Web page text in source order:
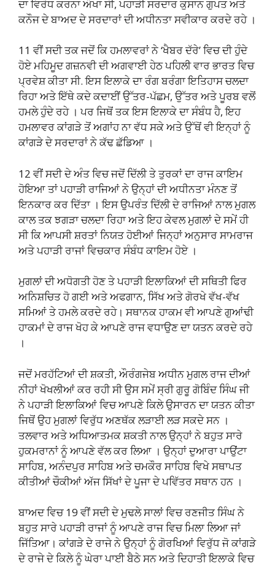
ਦਾ ਵਿਰੋਧ ਕਰਨਾ ਔਖਾ ਸੀ, ਪਹਾੜੀ ਸਰਦਾਰ ਕੁਸਾਨ ਗੁਪਤ ਅਤੇ
ਕਨੌਜ ਦੇ ਬਾਅਦ ਦੇ ਸਰਦਾਰਾਂ ਦੀ ਅਧੀਨਤਾ ਸਵੀਕਾਰ ਕਰਦੇ ਰਹੇ ।
11 ਵੀਂ ਸਦੀ ਤਕ ਜਦੋਂ ਕਿ ਹਮਲਾਵਰਾਂ ਨੇ ‘ਖੈਬਰ ਦੱਰੇ’ ਵਿਚ ਦੀ ਹੁੰਦੇ
ਹੋਏ ਮਹਿਮੂਦ ਗਜ਼ਨਵੀ ਦੀ ਅਗਵਾਈ ਹੇਠ ਪਹਿਲੀ ਵਾਰ ਭਾਰਤ ਵਿਚ
ਪ੍ਰਵੇਸ਼ ਕੀਤਾ ਸੀ. ਇਸ ਇਲਾਕੇ ਦਾ ਰੰਗ ਬਰੰਗਾ ਇਤਿਹਾਸ ਚਲਦਾ
ਰਿਹਾ ਅਤੇ ਇੱਥੇ ਕਦੇ ਕਦਾਈਂ ਉੱਤਰ-ਪੱਛਮ, ਉੱਤਰ ਅਤੇ ਪੂਰਬ ਵਲੋਂ
ਹਮਲੇ ਹੁੰਦੇ ਰਹੇ । ਪਰ ਜਿਥੋਂ ਤਕ ਇਸ ਇਲਾਕੇ ਦਾ ਸੰਬੰਧ ਹੈ, ਇਹ
ਹਮਲਾਵਰ ਕਾਂਗੜੇ ਤੋਂ ਅਗਾਂਹ ਨਾ ਵੱਧ ਸਕੇ ਅਤੇ ਉੱਥੋਂ ਵੀ ਇਨ੍ਹਾਂ ਨੂੰ
ਕਾਂਗੜੇ ਦੇ ਸਰਦਾਰਾਂ ਨੇ ਕੱਢ ਛੱਡਿਆ ।
12 ਵੀਂ ਸਦੀ ਦੇ ਅੰਤ ਵਿਚ ਜਦੋਂ ਦਿੱਲੀ ਤੇ ਤੁਰਕਾਂ ਦਾ ਰਾਜ ਕਾਇਮ
ਹੋਇਆ ਤਾਂ ਪਹਾੜੀ ਰਾਜਿਆਂ ਨੇ ਉਨ੍ਹਾਂ ਦੀ ਅਧੀਨਤਾ ਮੰਨਣ ਤੋਂ
ਇਨਕਾਰ ਕਰ ਦਿੱਤਾ । ਇਸ ਉਪਰੰਤ ਦਿੱਲੀ ਦੇ ਰਾਜਿਆਂ ਨਾਲ ਮੁਗਲ
ਕਾਲ ਤਕ ਝਗੜਾ ਚਲਦਾ ਰਿਹਾ ਅਤੇ ਇਹ ਕੇਵਲ ਮੁਗਲਾਂ ਦੇ ਸਮੇਂ ਹੀ
ਸੀ ਕਿ ਆਪਸੀ ਸ਼ਰਤਾਂ ਨਿਯਤ ਹੋਈਆਂ ਜਿਨ੍ਹਾਂ ਅਨੁਸਾਰ ਸਾਮਰਾਜ
ਅਤੇ ਪਹਾੜੀ ਰਾਜਾਂ ਵਿਚਕਾਰ ਸੰਬੰਧ ਕਾਇਮ ਹੋਏ ।
ਮੁਗਲਾਂ ਦੀ ਅਧੋਗਤੀ ਹੋਣ ਤੇ ਪਹਾੜੀ ਇਲਾਕਿਆਂ ਦੀ ਸਥਿਤੀ ਫਿਰ
ਅਨਿਸ਼ਚਿਤ ਹੋ ਗਈ ਅਤੇ ਅਫਗਾਨ, ਸਿੱਖ ਅਤੇ ਗੋਰਖੇ ਵੱਖ-ਵੱਖ
ਸਮਿਆਂ ਤੇ ਹਮਲੇ ਕਰਦੇ ਰਹੇ। ਸਥਾਨਕ ਹਾਕਮ ਵੀ ਆਪਣੇ ਗੁਆਂਢੀ
ਹਾਕਮਾਂ ਦੇ ਰਾਜ ਖੋਹ ਕੇ ਆਪਣੇ ਰਾਜ ਵਧਾਉਣ ਦਾ ਯਤਨ ਕਰਦੇ ਰਹੇ
।
ਜਦੋਂ ਮਰਹੱਟਿਆਂ ਦੀ ਸ਼ਕਤੀ, ਔਰੰਗਜੇਬ ਅਧੀਨ ਮੁਗਲ ਰਾਜ ਦੀਆਂ
ਨੀਹਾਂ ਖੋਖਲੀਆਂ ਕਰ ਰਹੀ ਸੀ ਉਸ ਸਮੇਂ ਸ੍ਰੀ ਗੁਰੂ ਗੋਬਿੰਦ ਸਿੰਘ ਜੀ
ਨੇ ਪਹਾੜੀ ਇਲਾਕਿਆਂ ਵਿਚ ਆਪਣੇ ਕਿਲੇ ਉਸਾਰਨ ਦਾ ਯਤਨ ਕੀਤਾ
ਜਿਥੋਂ ਉਹ ਮੁਗਲਾਂ ਵਿਰੁੱਧ ਅਣਥੱਕ ਲੜਾਈ ਲੜ ਸਕਦੇ ਸਨ ।
ਤਲਵਾਰ ਅਤੇ ਅਧਿਆਤਮਕ ਸ਼ਕਤੀ ਨਾਲ ਉਨ੍ਹਾਂ ਨੇ ਬਹੁਤ ਸਾਰੇ
ਹੁਕਮਰਾਨਾਂ ਨੂੰ ਆਪਣੇ ਵੱਲ ਕਰ ਲਿਆ । ਉਨ੍ਹਾਂ ਦੁਆਰਾ ਪਾਉਂਟਾ
ਸਾਹਿਬ, ਅਨੰਦਪੁਰ ਸਾਹਿਬ ਅਤੇ ਚਮਕੌਰ ਸਾਹਿਬ ਵਿਖੇ ਸਥਾਪਤ
ਕੀਤੀਆਂ ਚੌਕੀਆਂ ਅੱਜ ਸਿੱਖਾਂ ਦੇ ਪੂਜਾ ਦੇ ਪਵਿੱਤਰ ਸਥਾਨ ਹਨ ।
ਬਾਅਦ ਵਿਚ 19 ਵੀਂ ਸਦੀ ਦੇ ਮੁਢਲੇ ਸਾਲਾਂ ਵਿਚ ਰਣਜੀਤ ਸਿੰਘ ਨੇ
ਬਹੁਤ ਸਾਰੇ ਪਹਾੜੀ ਰਾਜਾਂ ਨੂੰ ਆਪਣੇ ਰਾਜ ਵਿਚ ਮਿਲਾ ਲਿਆ ਜਾਂ
ਜਿੱਤਿਆ। ਕਾਂਗੜੇ ਦੇ ਰਾਜੇ ਨੇ ਉਨ੍ਹਾਂ ਨੂੰ ਗੋਰਖਿਆਂ ਵਿਰੁੱਧ ਜੋ ਕਾਂਗੜੇ
ਦੇ ਰਾਜੇ ਦੇ ਕਿਲੇ ਨੂੰ ਘੇਰਾ ਪਾਈ ਬੈਠੇ ਸਨ ਅਤੇ ਦਿਹਾਤੀ ਇਲਾਕੇ ਵਿਚ